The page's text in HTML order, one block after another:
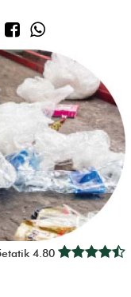
4.80